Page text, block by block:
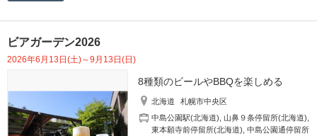
ビアガーデン2026
2026年6月13日(土)～9月13日(日)
8種類のビールやBBQを楽しめる
北海道
札幌市中央区
中島公園駅(北海道)
山鼻９条停留所(北海道)
東本願寺前停留所(北海道) ,中島公園通停留所